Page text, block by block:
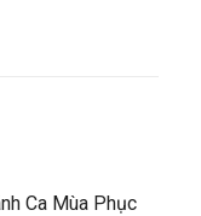
Ca Mùa Phục